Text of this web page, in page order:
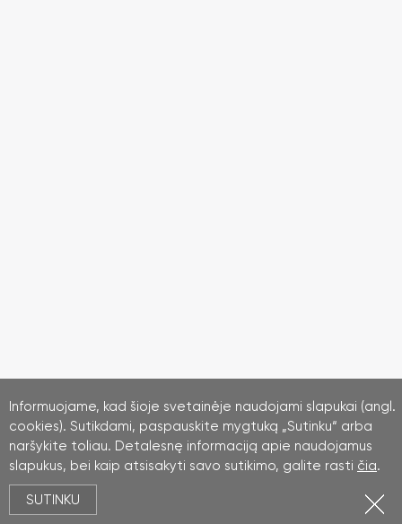
Informuojame, kad šioje svetainėje naudojami slapukai (angl.
cookies). Sutikdami, paspauskite mygtuką „Sutinku“ arba
naršykite toliau. Detalesnę informaciją apie naudojamus
slapukus, bei kaip atsisakyti savo sutikimo, galite rasti čia.
SUTINKU